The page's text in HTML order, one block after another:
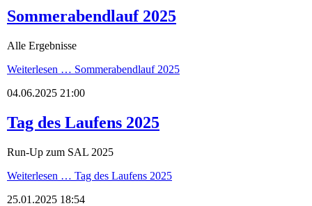
Sommerabendlauf 2025
Alle Ergebnisse
Weiterlesen … Sommerabendlauf 2025
04.06.2025 21:00
Tag des Laufens 2025
Run-Up zum SAL 2025
Weiterlesen … Tag des Laufens 2025
25.01.2025 18:54